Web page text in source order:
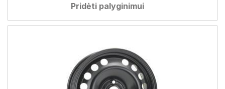
Pridėti palyginimui